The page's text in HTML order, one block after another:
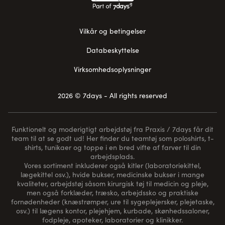
Vilkår og betingelser
Databeskyttelse
Virksomhedsoplysninger
2026 © 7days - All rights reserved
Funktionelt og moderigtigt arbejdstøj fra Praxis / 7days får dit
team til at se godt ud! Her finder du teamtøj som poloshirts, t-
shirts, tunikaer og toppe i en bred vifte af farver til din
arbejdsplads.
Vores sortiment inkluderer også kitler (laboratoriekittel,
lægekittel osv.), hvide bukser, medicinske bukser i mange
kvaliteter, arbejdstøj såsom kirurgisk tøj til medicin og pleje,
men også forklæder, træsko, arbejdssko og praktiske
fornødenheder (knæstrømper, ure til sygeplejersker, plejetaske,
osv.) til lægens kontor, plejehjem, kurbade, skønhedssaloner,
fodpleje, apoteker, laboratorier og klinikker.